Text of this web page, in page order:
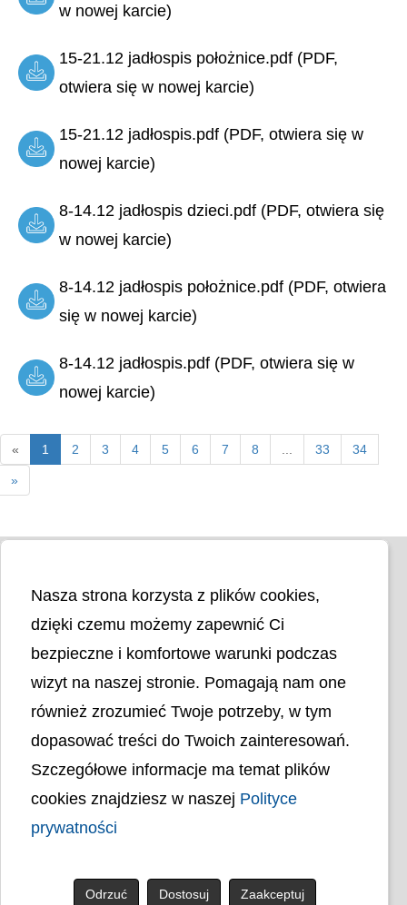
w nowej karcie)
15-21.12 jadłospis położnice.pdf (PDF,
otwiera się w nowej karcie)
15-21.12 jadłospis.pdf (PDF, otwiera się w
nowej karcie)
8-14.12 jadłospis dzieci.pdf (PDF, otwiera się
w nowej karcie)
8-14.12 jadłospis położnice.pdf (PDF, otwiera
się w nowej karcie)
8-14.12 jadłospis.pdf (PDF, otwiera się w
nowej karcie)
« 1 2 3 4 5 6 7 8 33 34
»
Liczba odwiedzin
Polityka prywatności
Mapa strony
Ochrona Danych Osobowych
Deklaracja Dostępności
© uck.katowice.pl.
Nasza strona korzysta z plików cookies,
dzięki czemu możemy zapewnić Ci
bezpieczne i komfortowe warunki podczas
wizyt na naszej stronie. Pomagają nam one
również zrozumieć Twoje potrzeby, w tym
dopasować treści do Twoich zainteresowań.
Szczegółowe informacje ma temat plików
cookies znajdziesz w naszej Polityce
prywatności
Odrzuć Dostosuj Zaakceptuj